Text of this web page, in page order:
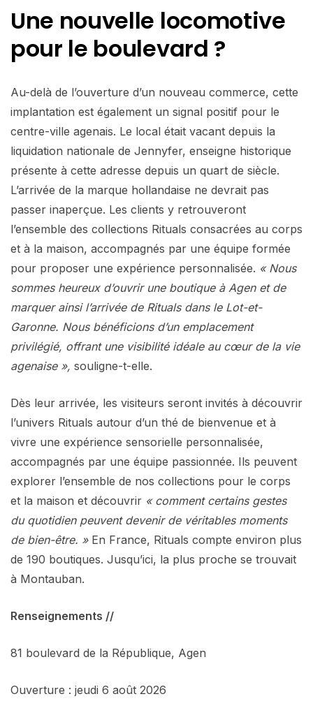
Une nouvelle locomotive
pour le boulevard ?
Au-delà de l’ouverture d’un nouveau commerce, cette
implantation est également un signal positif pour le
centre-ville agenais. Le local était vacant depuis la
liquidation nationale de Jennyfer, enseigne historique
présente à cette adresse depuis un quart de siècle.
L’arrivée de la marque hollandaise ne devrait pas
passer inaperçue. Les clients y retrouveront
l’ensemble des collections Rituals consacrées au corps
et à la maison, accompagnés par une équipe formée
pour proposer une expérience personnalisée. « Nous
sommes heureux d’ouvrir une boutique à Agen et de
marquer ainsi l’arrivée de Rituals dans le Lot-et-
Garonne. Nous bénéficions d’un emplacement
privilégié, offrant une visibilité idéale au cœur de la vie
agenaise », souligne-t-elle.
Dès leur arrivée, les visiteurs seront invités à découvrir
l’univers Rituals autour d’un thé de bienvenue et à
vivre une expérience sensorielle personnalisée,
accompagnés par une équipe passionnée. Ils peuvent
explorer l’ensemble de nos collections pour le corps
et la maison et découvrir « comment certains gestes
du quotidien peuvent devenir de véritables moments
de bien-être. »En France, Rituals compte environ plus
de 190 boutiques. Jusqu’ici, la plus proche se trouvait
à Montauban.
Renseignements //
81 boulevard de la République, Agen
Ouverture : jeudi 6 août 2026